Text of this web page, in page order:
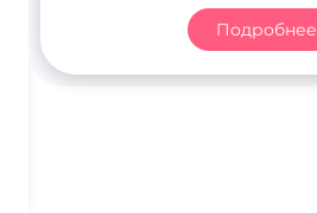
Подробнее